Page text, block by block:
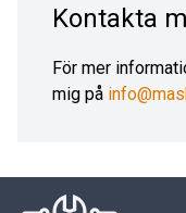
Kontakta
För mer
mig på